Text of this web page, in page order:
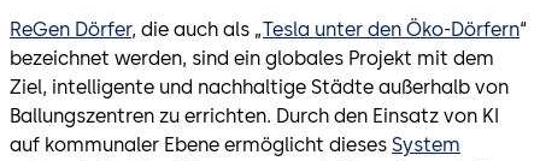
ReGen Dörfer, die auch als „Tesla unter den Öko-Dörfern“
bezeichnet werden, sind ein globales Projekt mit dem
Ziel, intelligente und nachhaltige Städte außerhalb von
Ballungszentren zu errichten. Durch den Einsatz von KI
auf kommunaler Ebene ermöglicht dieses System